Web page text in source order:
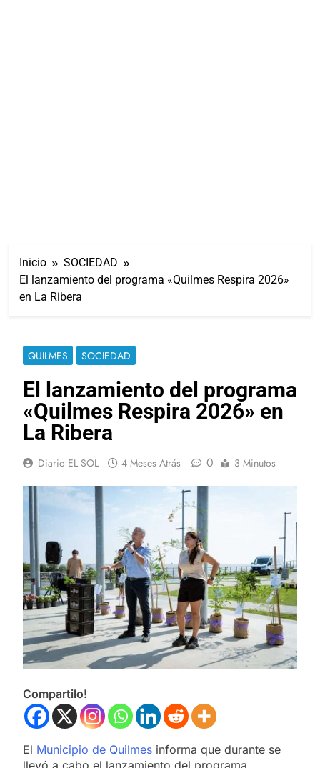
Inicio
SOCIEDAD
El lanzamiento del programa «Quilmes Respira 2026»
en La Ribera
QUILMES SOCIEDAD
El lanzamiento del programa
«Quilmes Respira 2026» en
La Ribera
Diario EL SOL 4 Meses Atrás 0 3 Minutos
Compartilo!
El Municipio de Quilmes informa que durante se
llevó a cabo el lanzamiento del programa